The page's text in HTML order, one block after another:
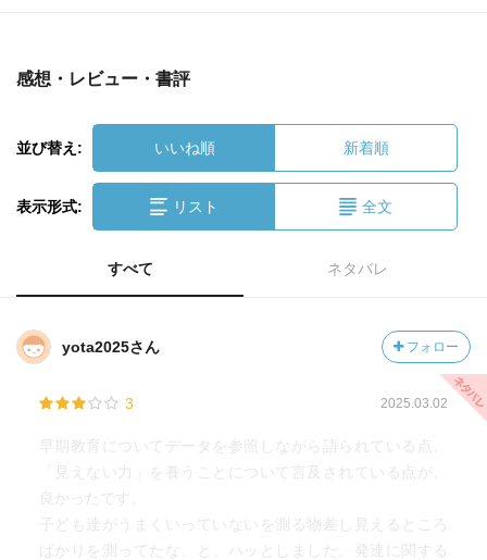
感想・レビュー・書評
並び替え: いいね順 新着順
表示形式: リスト 全文
すべて ネタバレ
yota2025さん フォロー
3 2025.03.02
早期教育についてデータを参照しながら語られている点、
「見えない力」を養うことについて言及されている点が、
良かったです。
子ども達がうまくいっていないを測る物差し見えるところ
ばかりを測ってたな、と、ハッとしました。発達に関する